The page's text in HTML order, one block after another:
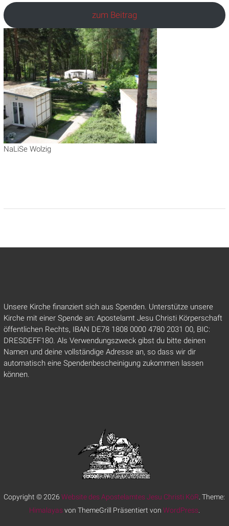
zum Beitrag
NaLiSe Wolzig
Unsere Kirche finanziert sich aus Spenden. Unterstütze unsere
Kirche mit einer Spende an: Apostelamt Jesu Christi Körperschaft
öffentlichen Rechts, IBAN DE78 1808 0000 4780 2031 00, BIC:
DRESDEFF180. Als Verwendungszweck gibst du bitte deinen
Namen und deine vollständige Adresse an, so dass wir dir
automatisch eine Spendenbescheinigung zukommen lassen
können.
Copyright © 2026Website des Apostelamtes Jesu Christi KöR. Theme:
Himalayasvon ThemeGrill Präsentiert von WordPress.